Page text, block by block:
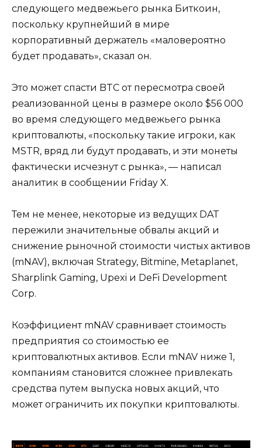
следующего медвежьего рынка Биткоин,
поскольку крупнейший в мире
корпоративный держатель «маловероятно
будет продавать», сказал он.
Это может спасти BTC от пересмотра своей
реализованной цены в размере около $56 000
во время следующего медвежьего рынка
криптовалюты, «поскольку такие игроки, как
MSTR, вряд ли будут продавать, и эти монеты
фактически исчезнут с рынка», — написал
аналитик в сообщении Friday X.
Тем не менее, некоторые из ведущих DAT
пережили значительные обвалы акций и
снижение рыночной стоимости чистых активов
(mNAV), включая Strategy, Bitmine, Metaplanet,
Sharplink Gaming, Upexi и DeFi Development
Corp.
Коэффициент mNAV сравнивает стоимость
предприятия со стоимостью ее
криптовалютных активов. Если mNAV ниже 1,
компаниям становится сложнее привлекать
средства путем выпуска новых акций, что
может ограничить их покупки криптовалюты.